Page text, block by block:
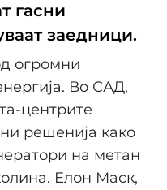
гасни
заедници.
огромни
Во САД,
центрите
решенија како
на метан
Елон Маск,